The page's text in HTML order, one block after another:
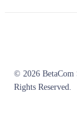
© 2026 BetaCom
Rights Reserved.